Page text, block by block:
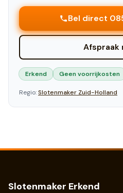
Bel direct
Afspraak
Erkend Geen voorrijkosten
Regio:Slotenmaker Zuid-Holland
Slotenmaker Erkend